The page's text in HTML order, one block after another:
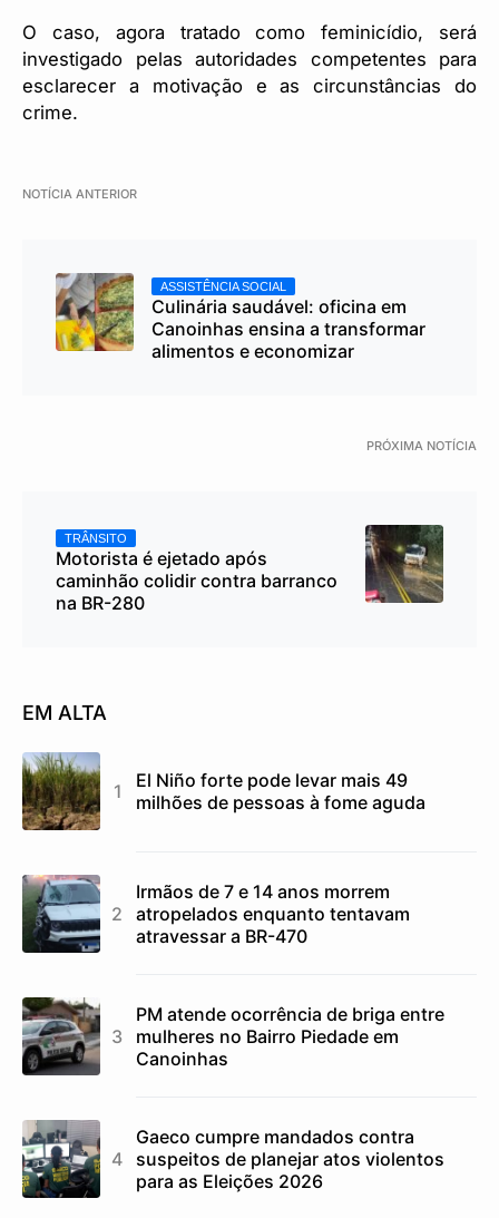
O caso, agora tratado como feminicídio, será
investigado pelas autoridades competentes para
esclarecer a motivação e as circunstâncias do
crime.
NOTÍCIA ANTERIOR
ASSISTÊNCIA SOCIAL
Culinária saudável: oficina em
Canoinhas ensina a transformar
alimentos e economizar
PRÓXIMA NOTÍCIA
TRÂNSITO
Motorista é ejetado após
caminhão colidir contra barranco
na BR-280
EM ALTA
El Niño forte pode levar mais 49
milhões de pessoas à fome aguda
Irmãos de 7 e 14 anos morrem
atropelados enquanto tentavam
atravessar a BR-470
PM atende ocorrência de briga entre
mulheres no Bairro Piedade em
Canoinhas
Gaeco cumpre mandados contra
suspeitos de planejar atos violentos
para as Eleições 2026